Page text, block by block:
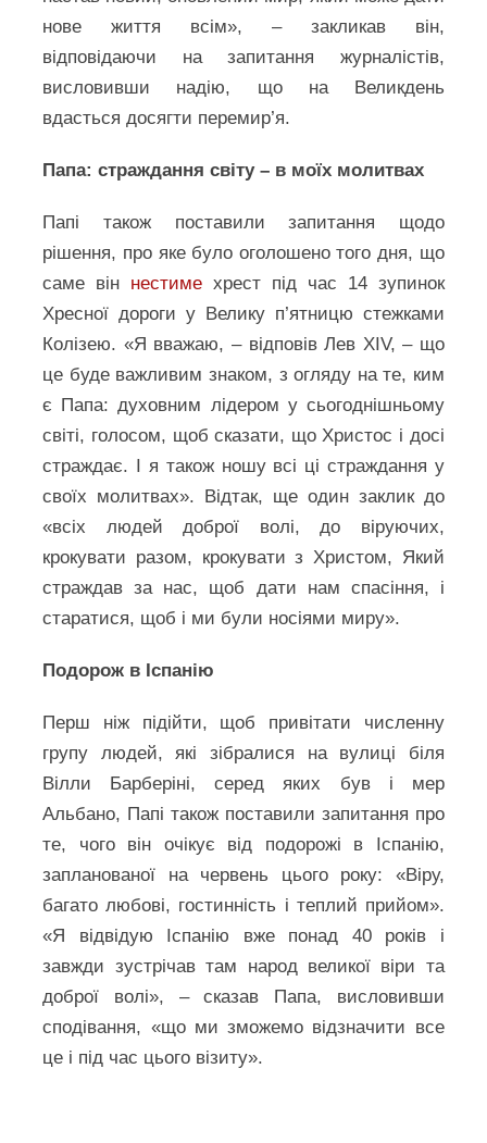
нове життя всім», – закликав він,
відповідаючи на запитання журналістів,
висловивши надію, що на Великдень
вдасться досягти перемир’я.
Папа: страждання світу – в моїх молитвах
Папі також поставили запитання щодо
рішення, про яке було оголошено того дня, що
саме він нестиме хрест під час 14 зупинок
Хресної дороги у Велику п’ятницю стежками
Колізею. «Я вважаю, – відповів Лев XIV, – що
це буде важливим знаком, з огляду на те, ким
є Папа: духовним лідером у сьогоднішньому
світі, голосом, щоб сказати, що Христос і досі
страждає. І я також ношу всі ці страждання у
своїх молитвах». Відтак, ще один заклик до
«всіх людей доброї волі, до віруючих,
крокувати разом, крокувати з Христом, Який
страждав за нас, щоб дати нам спасіння, і
старатися, щоб і ми були носіями миру».
Подорож в Іспанію
Перш ніж підійти, щоб привітати численну
групу людей, які зібралися на вулиці біля
Вілли Барберіні, серед яких був і мер
Альбано, Папі також поставили запитання про
те, чого він очікує від подорожі в Іспанію,
запланованої на червень цього року: «Віру,
багато любові, гостинність і теплий прийом».
«Я відвідую Іспанію вже понад 40 років і
завжди зустрічав там народ великої віри та
доброї волі», – сказав Папа, висловивши
сподівання, «що ми зможемо відзначити все
це і під час цього візиту».